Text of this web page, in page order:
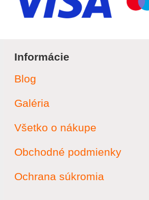
Informácie
Blog
Galéria
Všetko o nákupe
Obchodné podmienky
Ochrana súkromia